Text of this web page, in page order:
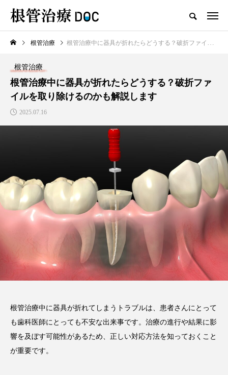
TOP 根管治療
新着記事
根管治療
高田馬場おすすめの根管治療
の名医1人
注目のトピック
根管治療 根管治療中に器具が折れたらどうする？破折ファイルを取り除けるのかも解説します
根管治療
根管治療中に器具が折れたらどうする？破折ファ
イルを取り除けるのかも解説します
2025.07.16
根管治療中に器具が折れてしまうトラブルは、患者さんにとって
も歯科医師にとっても不安な出来事です。治療の進行や結果に影
響を及ぼす可能性があるため、正しい対応方法を知っておくこと
が重要です。